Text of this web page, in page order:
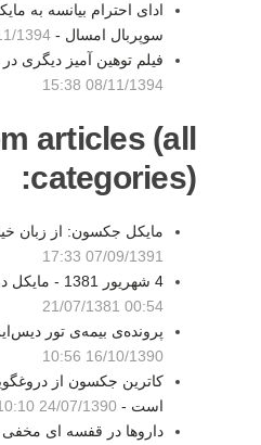
ادای احترام بیانسه به
سوپربال امسال - 20:17
فیلم توهین آمیز دیگری
08/11/1394 15:38
articles (all
categories):
مایکل جکسون: از زبان
07/09/1391 17:33
4 شهريور 1381 - مايکل در مراسم VMA -
21/07/1381 00:54
پرونده‌ی بیمه‌ی تور
16/10/1390 10:56
کاترین جکسون از
است - 24/07/1390 10:10
داروها در قفسه ای مخفی